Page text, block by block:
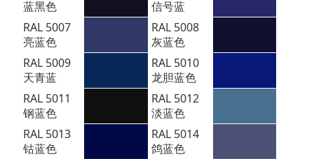
蓝黑色
信号蓝
RAL 5007
亮蓝色
RAL 5008
灰蓝色
RAL 5009
天青蓝
RAL 5010
龙胆蓝色
RAL 5011
钢蓝色
RAL 5012
淡蓝色
RAL 5013
钴蓝色
RAL 5014
鸽蓝色